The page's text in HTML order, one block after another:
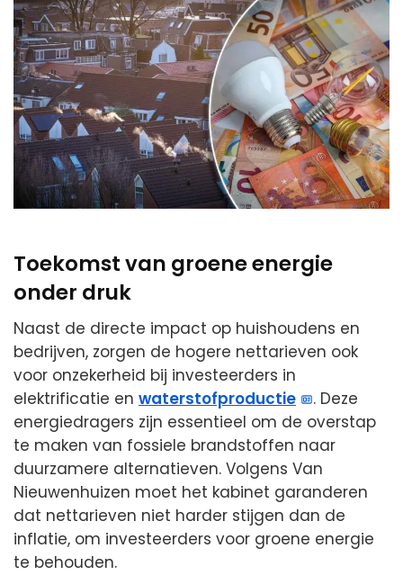
Toekomst van groene energie
onder druk
Naast de directe impact op huishoudens en
bedrijven, zorgen de hogere nettarieven ook
voor onzekerheid bij investeerders in
elektrificatie en waterstofproductie
. Deze
energiedragers zijn essentieel om de overstap
te maken van fossiele brandstoffen naar
duurzamere alternatieven. Volgens Van
Nieuwenhuizen moet het kabinet garanderen
dat nettarieven niet harder stijgen dan de
inflatie, om investeerders voor groene energie
te behouden.